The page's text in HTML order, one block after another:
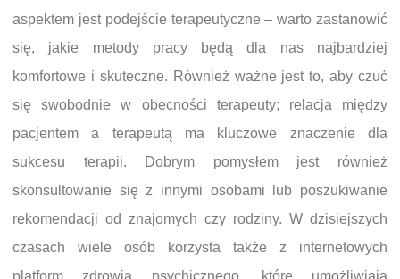
aspektem jest podejście terapeutyczne – warto zastanowić
się, jakie metody pracy będą dla nas najbardziej
komfortowe i skuteczne. Również ważne jest to, aby czuć
się swobodnie w obecności terapeuty; relacja między
pacjentem a terapeutą ma kluczowe znaczenie dla
sukcesu terapii. Dobrym pomysłem jest również
skonsultowanie się z innymi osobami lub poszukiwanie
rekomendacji od znajomych czy rodziny. W dzisiejszych
czasach wiele osób korzysta także z internetowych